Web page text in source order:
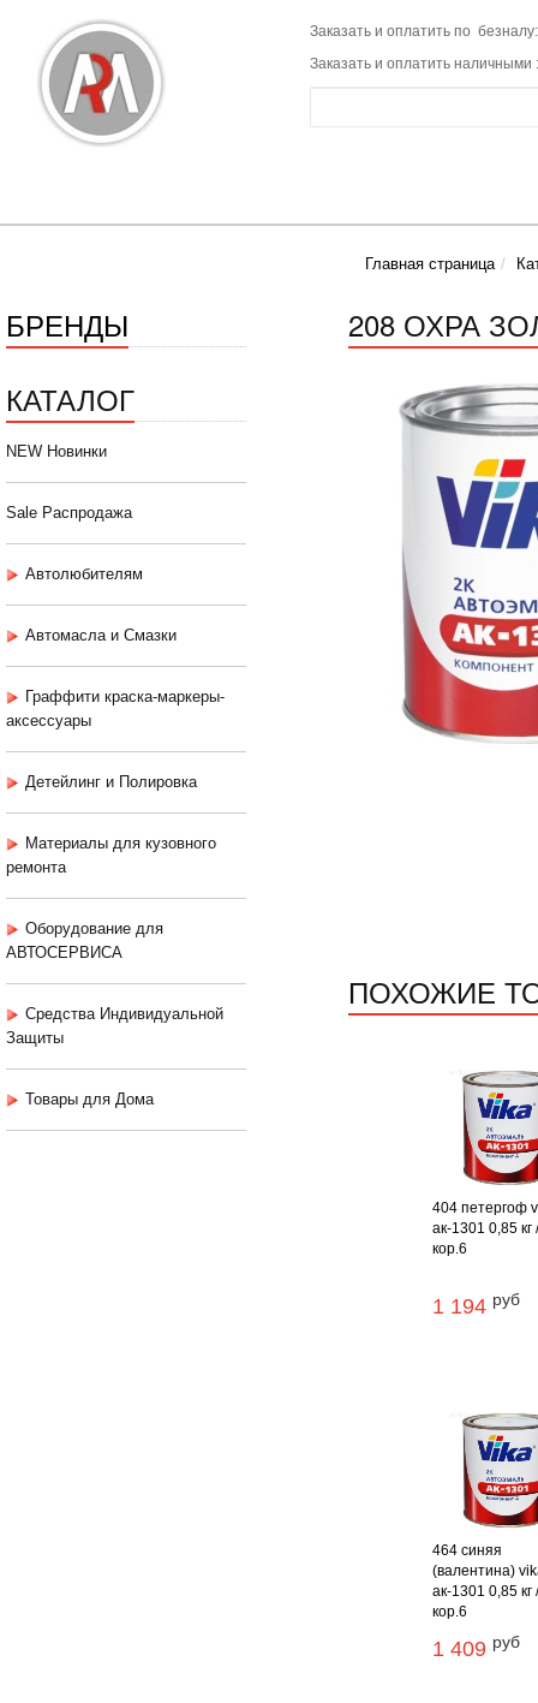
Заказать и оплатить по
Заказать и оплатить наличными
Главная страница
БРЕНДЫ
КАТАЛОГ
NEW Новинки
Sale Распродажа
Автолюбителям
Автомасла и Смазки
Граффити краска-маркеры-
аксессуары
Детейлинг и Полировка
Материалы для кузовного
ремонта
Оборудование для
АВТОСЕРВИСА
Средства Индивидуальной
Защиты
Товары для Дома
208 ОХРА
ПОХОЖИЕ
404 петергоф
ак-1301 0,85 кг
кор.6
1 194 руб
464 синяя
(валентина)
ак-1301 0,85 кг
кор.6
1 409 руб